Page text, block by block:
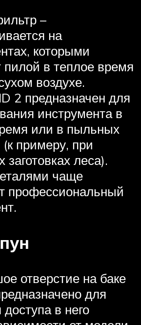
–
на
которыми
пилой в теплое время
воздухе.
2 предназначен для
инструмента в
или в пыльных
примеру, при
леса).
чаще
профессиональный
отверстие на баке
для
в него